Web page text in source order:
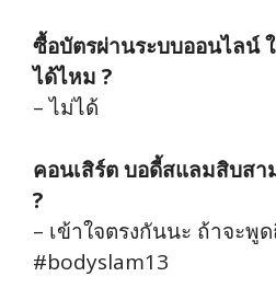
ซื้อบัตรผ่านระบบออนไลน์
ได้ไหม ?
– ไม่ได้
คอนเสิร์ต บอดี้สแลมสิบสา
?
– เข้าใจตรงกันนะ ถ้าจะพู
#bodyslam13